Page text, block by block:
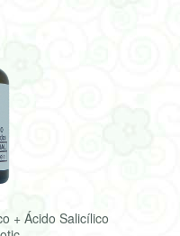
+ Ácido Salicílico